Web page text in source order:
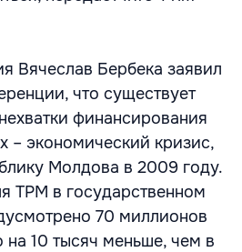
Вячеслав Бербека заявил
что существует
финансирования
– экономический кризис,
Молдова в 2009 году.
ТРМ в государственном
70 миллионов
на 10 тысяч меньше, чем в